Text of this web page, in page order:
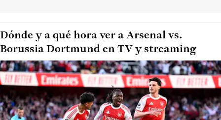
Dónde y a qué hora ver a Arsenal vs.
Borussia Dortmund en TV y streaming